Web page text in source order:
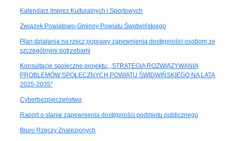
Kalendarz Imprez Kulturalnych i Sportowych
Związek Powiatowo-Gminny Powiatu Świdwińskiego
Plan działania na rzecz poprawy zapewnienia dostępności osobom ze
szczególnymi potrzebami
Konsultacje społeczne projektu: „STRATEGIA ROZWIĄZYWANIA
PROBLEMÓW SPOŁECZNYCH POWIATU ŚWIDWIŃSKIEGO NA LATA
2025-2035"
Cyberbezpieczeństwo
Raport o stanie zapewnienia dostępności podmiotu publicznego
Biuro Rzeczy Znalezionych